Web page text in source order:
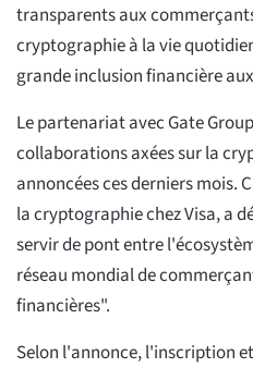
transparents aux
cryptographie à la vie
grande inclusion financière
Le partenariat avec Gate
collaborations axées sur la
annoncées ces derniers mois.
la cryptographie chez Visa, a
servir de pont entre
réseau mondial de
financières".
Selon l'annonce, l'inscription